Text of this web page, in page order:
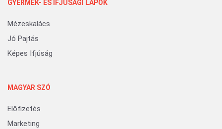
GYERMEK- ÉS IFJÚSÁGI LAPOK
Mézeskalács
Jó Pajtás
Képes Ifjúság
MAGYAR SZÓ
Előfizetés
Marketing